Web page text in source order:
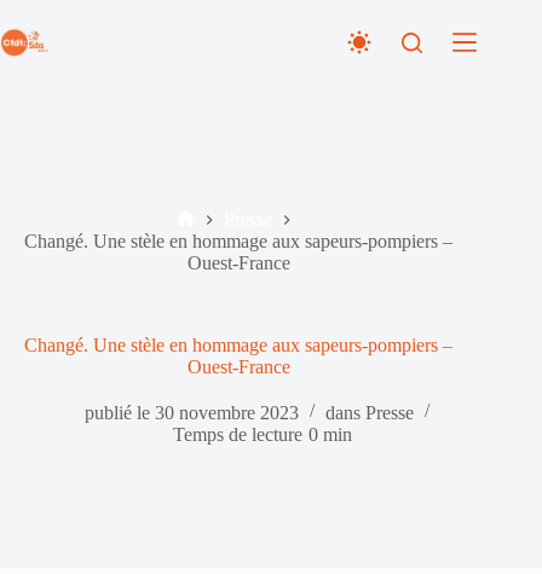
au
contenu
Accueil
Changé. Une stèle en hommage aux sapeurs-pompiers –
Ouest-France
Changé. Une stèle en hommage aux sapeurs-pompiers –
Ouest-France
publié le 30 novembre 2023 dans Presse
Temps de lecture 0 min